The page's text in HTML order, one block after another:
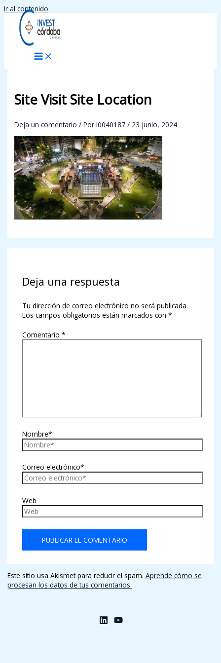
Ir al contenido
Site Visit Site Location
Deja un comentario / Porl0040187/ 23 junio, 2024
Deja una respuesta
Tu dirección de correo electrónico no será publicada.
Los campos obligatorios están marcados con *
Comentario *
Nombre*
Correo electrónico*
Web
Este sitio usa Akismet para reducir el spam.Aprende cómo se
procesan los datos de tus comentarios.